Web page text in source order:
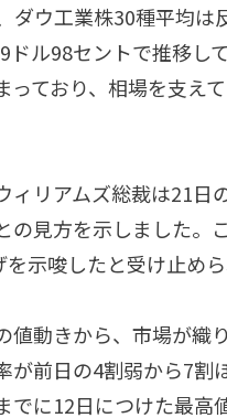
ダウ工業株30種平均
ドル98セントで推移し
っており、相場を支え
ィリアムズ総裁は21
の見方を示しました。
を示唆したと受け止め
値動きから、市場が織
が前日の4割弱から7
でに12日につけた最